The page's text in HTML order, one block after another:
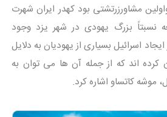
مشاورزرتشتی بود کهدر ایران شهرت
نسبتاً بزرگ یهودی در شهر یزد وجود
اسرائیل بسیاری از یهودیان به دلایل
اند که از جمله آن ها می توان به
موشه کاتساو اشاره کرد.